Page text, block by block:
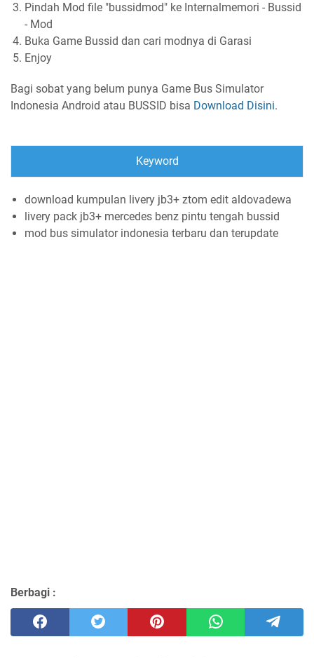
Pindah Mod file "bussidmod" ke Internalmemori - Bussid
- Mod
Buka Game Bussid dan cari modnya di Garasi
Enjoy
Bagi sobat yang belum punya Game Bus Simulator
Indonesia Android atau BUSSID bisa Download Disini.
Keyword
download kumpulan livery jb3+ ztom edit aldovadewa
livery pack jb3+ mercedes benz pintu tengah bussid
mod bus simulator indonesia terbaru dan terupdate
Berbagi :